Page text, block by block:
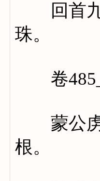
回首九
珠。
卷
蒙公虏
根。